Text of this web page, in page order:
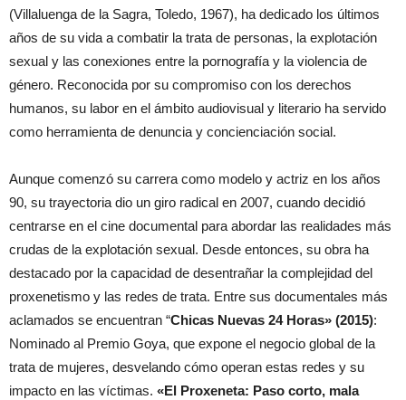
(Villaluenga de la Sagra, Toledo, 1967), ha dedicado los últimos
años de su vida a combatir la trata de personas, la explotación
sexual y las conexiones entre la pornografía y la violencia de
género. Reconocida por su compromiso con los derechos
humanos, su labor en el ámbito audiovisual y literario ha servido
como herramienta de denuncia y concienciación social.
Aunque comenzó su carrera como modelo y actriz en los años
90, su trayectoria dio un giro radical en 2007, cuando decidió
centrarse en el cine documental para abordar las realidades más
crudas de la explotación sexual. Desde entonces, su obra ha
destacado por la capacidad de desentrañar la complejidad del
proxenetismo y las redes de trata. Entre sus documentales más
aclamados se encuentran “Chicas Nuevas 24 Horas» (2015):
Nominado al Premio Goya, que expone el negocio global de la
trata de mujeres, desvelando cómo operan estas redes y su
impacto en las víctimas. «El Proxeneta: Paso corto, mala